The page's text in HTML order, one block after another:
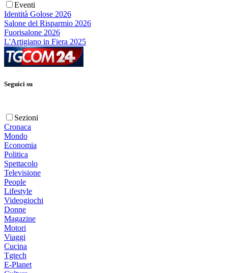
Eventi
Identità Golose 2026
Salone del Risparmio 2026
Fuorisalone 2026
L'Artigiano in Fiera 2025
Seguici su
Sezioni
Cronaca
Mondo
Economia
Politica
Spettacolo
Televisione
People
Lifestyle
Videogiochi
Donne
Magazine
Motori
Viaggi
Cucina
Tgtech
E-Planet